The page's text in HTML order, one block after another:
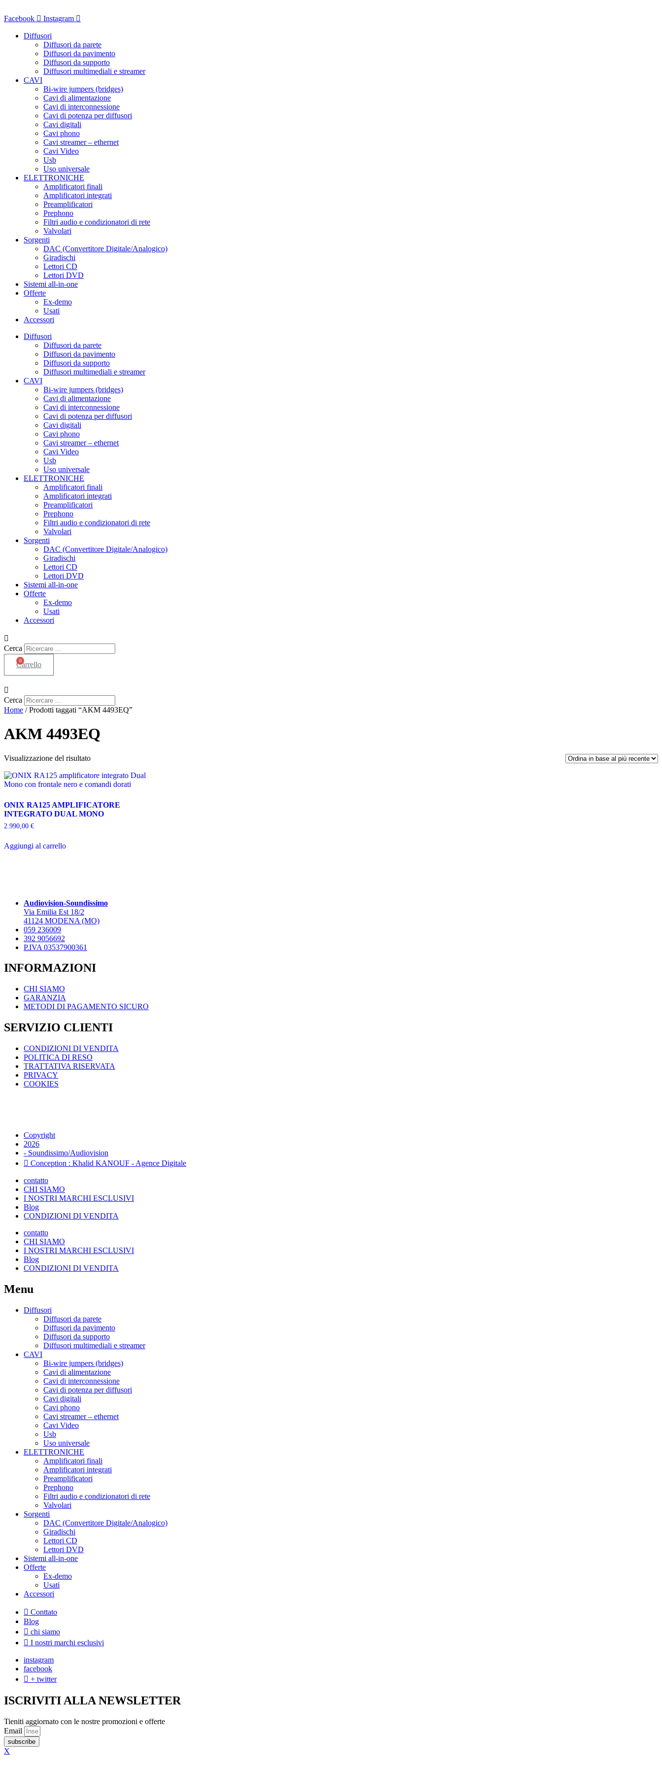
al
Facebook Instagram
Diffusori
Diffusori da parete
Diffusori da pavimento
Diffusori da supporto
Diffusori multimediali e streamer
CAVI
Bi-wire jumpers (bridges)
Cavi di alimentazione
Cavi di interconnessione
Cavi di potenza per diffusori
Cavi digitali
Cavi phono
Cavi streamer – ethernet
Cavi Video
Usb
Uso universale
ELETTRONICHE
Amplificatori finali
Amplificatori integrati
Preamplificatori
Prephono
Filtri audio e condizionatori di rete
Valvolari
Sorgenti
DAC (Convertitore Digitale/Analogico)
Giradischi
Lettori CD
Lettori DVD
Sistemi all-in-one
Offerte
Ex-demo
Usati
Accessori
Diffusori
Diffusori da parete
Diffusori da pavimento
Diffusori da supporto
Diffusori multimediali e streamer
CAVI
Bi-wire jumpers (bridges)
Cavi di alimentazione
Cavi di interconnessione
Cavi di potenza per diffusori
Cavi digitali
Cavi phono
Cavi streamer – ethernet
Cavi Video
Usb
Uso universale
ELETTRONICHE
Amplificatori finali
Amplificatori integrati
Preamplificatori
Prephono
Filtri audio e condizionatori di rete
Valvolari
Sorgenti
DAC (Convertitore Digitale/Analogico)
Giradischi
Lettori CD
Lettori DVD
Sistemi all-in-one
Offerte
Ex-demo
Usati
Accessori
Cerca
0
Carrello
Cerca
Home / Prodotti taggati “AKM 4493EQ”
AKM 4493EQ
Visualizzazione del risultato
ONIX RA125 AMPLIFICATORE
INTEGRATO DUAL MONO
2.990,00 €
Aggiungi al carrello
Audiovision-Soundissimo
Via Emilia Est 18/2
41124 MODENA (MO)
059 236009
392 9056692
P.IVA 03537900361
INFORMAZIONI
CHI SIAMO
GARANZIA
METODI DI PAGAMENTO SICURO
SERVIZIO CLIENTI
CONDIZIONI DI VENDITA
POLITICA DI RESO
TRATTATIVA RISERVATA
PRIVACY
COOKIES
Copyright
2026
- Soundissimo/Audiovision
Conception : Khalid KANOUF - Agence Digitale
contatto
CHI SIAMO
I NOSTRI MARCHI ESCLUSIVI
Blog
CONDIZIONI DI VENDITA
contatto
CHI SIAMO
I NOSTRI MARCHI ESCLUSIVI
Blog
CONDIZIONI DI VENDITA
Menu
Diffusori
Diffusori da parete
Diffusori da pavimento
Diffusori da supporto
Diffusori multimediali e streamer
CAVI
Bi-wire jumpers (bridges)
Cavi di alimentazione
Cavi di interconnessione
Cavi di potenza per diffusori
Cavi digitali
Cavi phono
Cavi streamer – ethernet
Cavi Video
Usb
Uso universale
ELETTRONICHE
Amplificatori finali
Amplificatori integrati
Preamplificatori
Prephono
Filtri audio e condizionatori di rete
Valvolari
Sorgenti
DAC (Convertitore Digitale/Analogico)
Giradischi
Lettori CD
Lettori DVD
Sistemi all-in-one
Offerte
Ex-demo
Usati
Accessori
Conttato
Blog
chi siamo
I nostri marchi esclusivi
instagram
facebook
+ twitter
ISCRIVITI ALLA NEWSLETTER
Tieniti aggiornato con le nostre promozioni e offerte
Email
subscribe
X